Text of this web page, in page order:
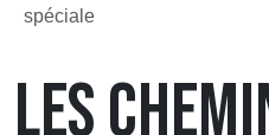
spéciale
LES